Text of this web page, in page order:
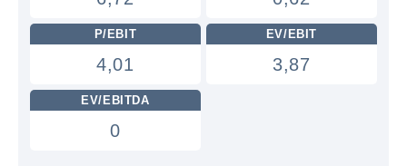
P/EBIT
4,01
EV/EBIT
3,87
EV/EBITDA
0